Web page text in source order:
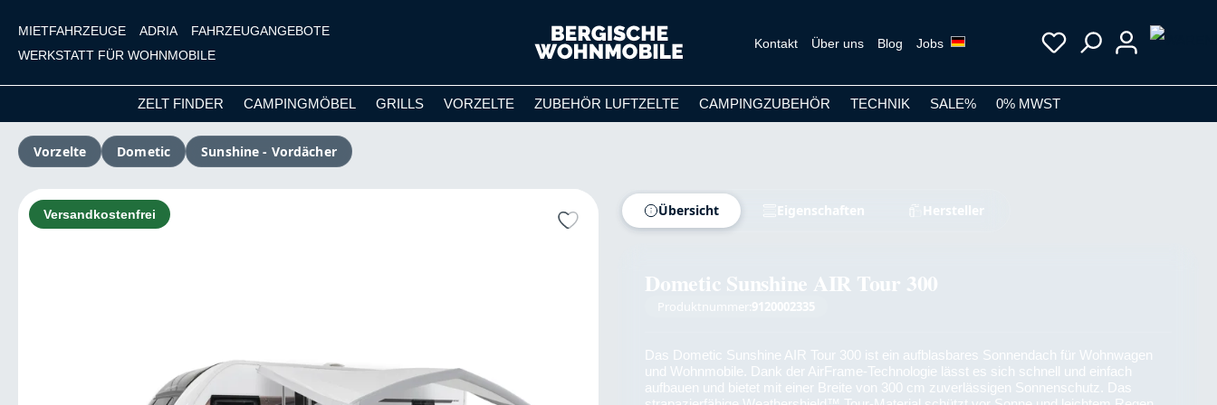
Hauptinhalt springen
Zur Suche springen
Zur Hauptnavigation springen
MIETFAHRZEUGE ADRIA
FAHRZEUGANGEBOTE
WERKSTATT FÜR WOHNMOBILE
Kontakt Über uns Blog Jobs
ZELT FINDER CAMPINGMÖBEL GRILLS VORZELTE ZUBEHÖR LUFTZELTE CAMPINGZUBEHÖR TECHNIK SALE% 0% MWST
Vorzelte Dometic Sunshine - Vordächer
Bildergalerie überspringen
Versandkostenfrei Übersicht Eigenschaften Hersteller
Dometic Sunshine AIR Tour 300
Produktnummer: 9120002335
Das Dometic Sunshine AIR Tour 300 ist ein aufblasbares Sonnendach für Wohnwagen
und Wohnmobile. Dank der AirFrame-Technologie lässt es sich schnell und einfach
aufbauen und bietet mit einer Breite von 300 cm zuverlässigen Sonnenschutz. Das